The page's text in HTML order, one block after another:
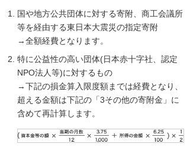
国や地方公共団体に対する寄附、商工会議所
等を経由する東日本大震災の指定寄附
→全額経費となります。
特に公益性の高い団体(日本赤十字社、認定
NPO法人等)に対するもの
→下記の損金算入限度額までは経費となり、
超える金額は下記の「3その他の寄附金」に
含めて再計算します。